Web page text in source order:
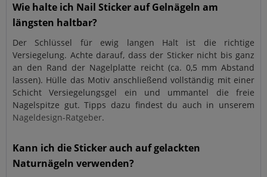
Wie halte ich Nail Sticker auf Gelnägeln am
längsten haltbar?
Der Schlüssel für ewig langen Halt ist die richtige
Versiegelung. Achte darauf, dass der Sticker nicht bis ganz
an den Rand der Nagelplatte reicht (ca. 0,5 mm Abstand
lassen). Hülle das Motiv anschließend vollständig mit einer
Schicht Versiegelungsgel ein und ummantel die freie
Nagelspitze gut. Tipps dazu findest du auch in unserem
Nageldesign-Ratgeber.
Kann ich die Sticker auch auf gelackten
Naturnägeln verwenden?